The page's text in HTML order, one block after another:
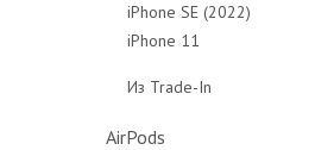
Чехлы
Чехлы
iPhone SE (2022)
64Gb
Чехлы
iPhone 11
Чехлы
Из Trade-In
AirPods